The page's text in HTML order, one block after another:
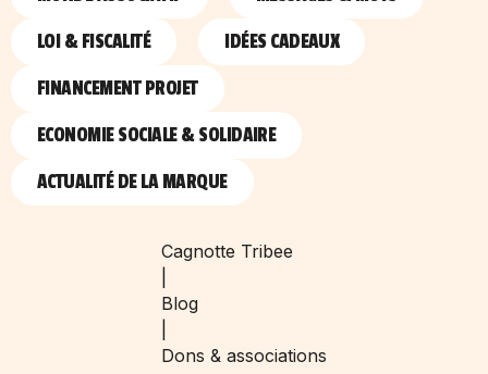
LOI & FISCALITÉ IDÉES CADEAUX
FINANCEMENT PROJET
ECONOMIE SOCIALE & SOLIDAIRE
ACTUALITÉ DE LA MARQUE
Cagnotte Tribee
Blog
Dons & associations